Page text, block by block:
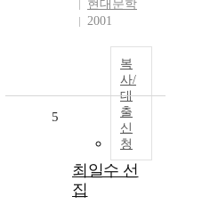
현대문학
2001
복
사/
대
출
신
청
5
최일수 선
집